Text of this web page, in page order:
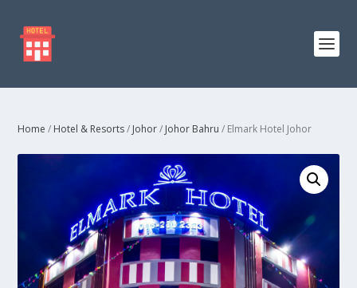
Home / Hotel & Resorts/ Johor/ Johor Bahru / Elmark Hotel Johor